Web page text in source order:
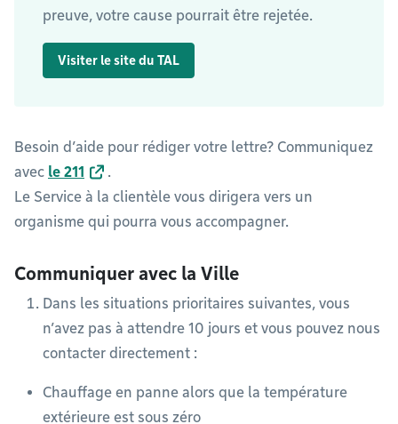
preuve, votre cause pourrait être rejetée.
Visiter le site du TAL
Besoin d’aide pour rédiger votre lettre? Communiquez
avec le 211
.
Le Service à la clientèle vous dirigera vers un
organisme qui pourra vous accompagner.
Communiquer avec la Ville
Dans les situations prioritaires suivantes, vous
n’avez pas à attendre 10 jours et vous pouvez nous
contacter directement :
Chauffage en panne alors que la température
extérieure est sous zéro